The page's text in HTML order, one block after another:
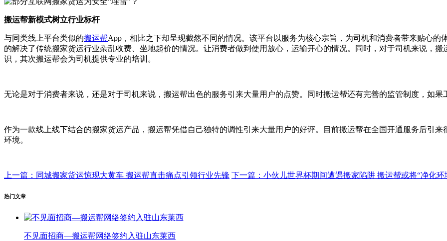
搬运帮新模式树立行业标杆
与同类线上平台类似的搬运帮App，相比之下却呈现截然不同的情况。该平台以服务为核心宗旨，为司机和消费者带来贴心
的解决了传统搬家货运行业杂乱收费、坐地起价的情况。让消费者做到使用放心，运输开心的情况。同时，对于司机来说，
识，其次搬运帮会为司机提供专业的培训。
无论是对于消费者来说，还是对于司机来说，搬运帮出色的服务引来大量用户的点赞。同时搬运帮还有完善的监管制度，如
作为一款线上线下结合的搬家货运产品，搬运帮凭借自己独特的调性引来大量用户的好评。目前搬运帮在全国开通服务后引
环境。
上一篇：同城搬家货运惊现大黄车 搬运帮直击痛点引领行业先锋 下一篇：小伙儿世界杯期间遭遇搬家陷阱 搬运帮或将“净化环
热门文章
不见面招商—搬运帮网络签约入驻山东莱西